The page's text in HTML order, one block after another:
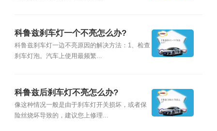
科鲁兹刹车灯一个不亮怎么办?
科鲁兹刹车灯一边不亮原因的解决方法：1、检查
刹车灯泡。汽车上使用最频繁...
科鲁兹后刹车灯不亮怎么办?
像这种情况一般是由于刹车灯开关损坏，或者保
险丝烧坏导致的，建议您上修理...